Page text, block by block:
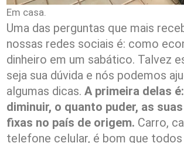
Em casa.
Uma das perguntas que mais
nossas redes sociais é: como
dinheiro em um sabático. Talvez
seja sua dúvida e nós podemos
algumas dicas. A primeira delas
diminuir, o quanto puder, as
fixas no país de origem. Carro,
telefone celular, é bom que